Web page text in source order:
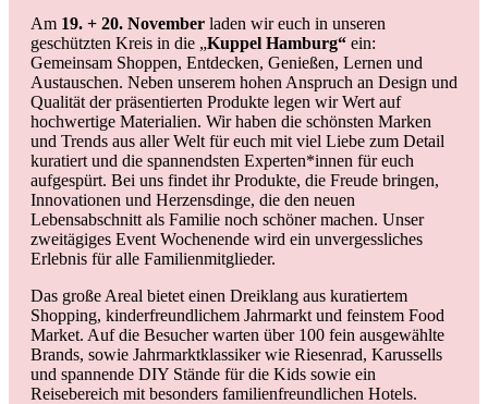
Am 19. + 20. November laden wir euch in unseren
geschützten Kreis in die „Kuppel Hamburg“ ein:
Gemeinsam Shoppen, Entdecken, Genießen, Lernen und
Austauschen. Neben unserem hohen Anspruch an Design und
Qualität der präsentierten Produkte legen wir Wert auf
hochwertige Materialien. Wir haben die schönsten Marken
und Trends aus aller Welt für euch mit viel Liebe zum Detail
kuratiert und die spannendsten Experten*innen für euch
aufgespürt. Bei uns findet ihr Produkte, die Freude bringen,
Innovationen und Herzensdinge, die den neuen
Lebensabschnitt als Familie noch schöner machen. Unser
zweitägiges Event Wochenende wird ein unvergessliches
Erlebnis für alle Familienmitglieder.
Das große Areal bietet einen Dreiklang aus kuratiertem
Shopping, kinderfreundlichem Jahrmarkt und feinstem Food
Market. Auf die Besucher warten über 100 fein ausgewählte
Brands, sowie Jahrmarktklassiker wie Riesenrad, Karussells
und spannende DIY Stände für die Kids sowie ein
Reisebereich mit besonders familienfreundlichen Hotels.